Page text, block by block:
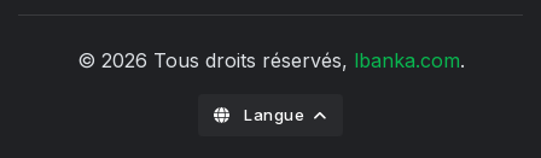
© 2026 Tous droits réservés, lbanka.com.
Langue